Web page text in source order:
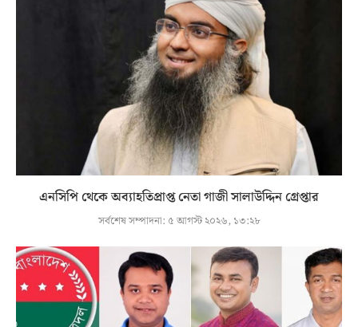
এনসিপি থেকে অব্যাহতিপ্রাপ্ত নেতা গাজী সালাউদ্দিন গ্রেপ্তার
সর্বশেষ সম্পাদনা: ৫ আগস্ট ২০২৬, ১৩:২৮